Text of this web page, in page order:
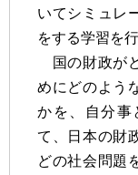
いてシミュレ
をする学習を行
国の財政が
めにどのよう
かを、自分事
て、日本の財
どの社会問題